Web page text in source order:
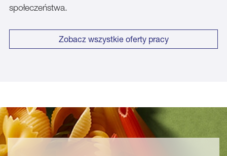
społeczeństwa.
Zobacz wszystkie oferty pracy